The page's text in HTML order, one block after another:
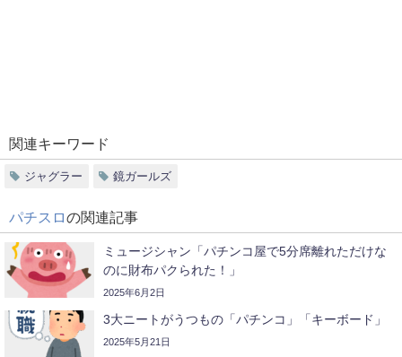
関連キーワード
ジャグラー 鏡ガールズ
パチスロの関連記事
ミュージシャン「パチンコ屋で5分席離れただけな
のに財布パクられた！」
2025年6月2日
3大ニートがうつもの「パチンコ」「キーボード」
2025年5月21日